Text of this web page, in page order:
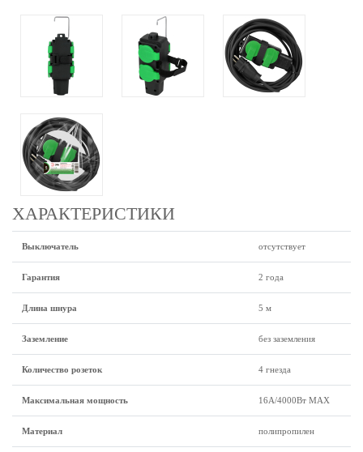
ХАРАКТЕРИСТИКИ
Выключатель отсутствует
Гарантия 2 года
Длина шнура 5 м
Заземление без заземления
Количество розеток 4 гнезда
Максимальная мощность 16А/4000Вт МАХ
Материал полипропилен